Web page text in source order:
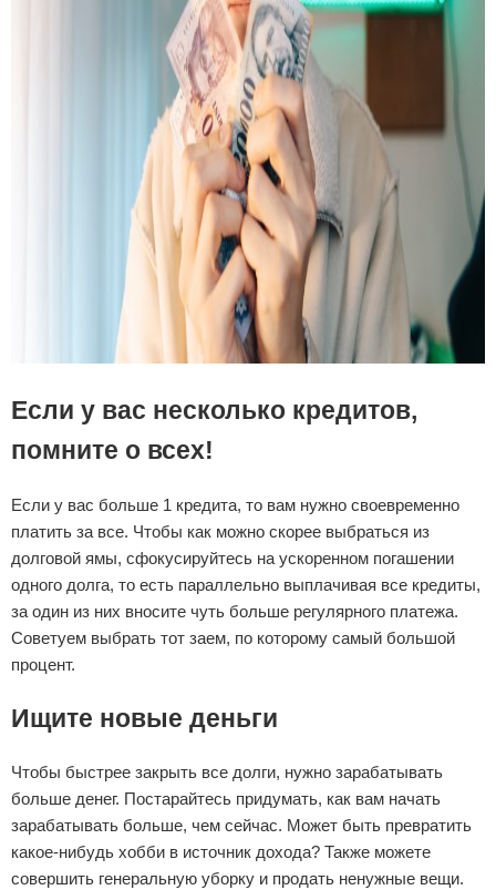
Если у вас несколько кредитов,
помните о всех!
Если у вас больше 1 кредита, то вам нужно своевременно
платить за все. Чтобы как можно скорее выбраться из
долговой ямы, сфокусируйтесь на ускоренном погашении
одного долга, то есть параллельно выплачивая все кредиты,
за один из них вносите чуть больше регулярного платежа.
Советуем выбрать тот заем, по которому самый большой
процент.
Ищите новые деньги
Чтобы быстрее закрыть все долги, нужно зарабатывать
больше денег. Постарайтесь придумать, как вам начать
зарабатывать больше, чем сейчас. Может быть превратить
какое-нибудь хобби в источник дохода? Также можете
совершить генеральную уборку и продать ненужные вещи.